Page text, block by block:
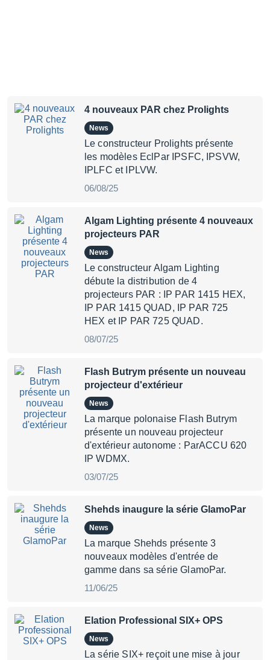
4 nouveaux PAR chez Prolights
News
Le constructeur Prolights présente
les modèles EclPar IPSFC, IPSVW,
IPLFC et IPLVW.
06/08/25
Algam Lighting présente 4 nouveaux
projecteurs PAR
News
Le constructeur Algam Lighting
débute la distribution de 4
projecteurs PAR : IP PAR 1415 HEX,
IP PAR 1415 QUAD, IP PAR 725
HEX et IP PAR 725 QUAD.
08/07/25
Flash Butrym présente un nouveau
projecteur d'extérieur
News
La marque polonaise Flash Butrym
présente un nouveau projecteur
d'extérieur autonome : ParACCU 620
IP WDMX.
03/07/25
Shehds inaugure la série GlamoPar
News
La marque Shehds présente 3
nouveaux modèles d'entrée de
gamme dans sa série GlamoPar.
11/06/25
Elation Professional SIX+ OPS
News
La série SIX+ reçoit une mise à jour